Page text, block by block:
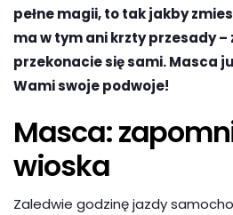
pełne magii, to tak jakby
ma w tym ani krzty przesady –
przekonacie się sami. Masca
Wami swoje podwoje!
Masca:
wioska
Zaledwie godzinę jazdy